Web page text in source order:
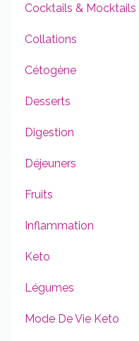
Cocktails & Mocktails
Collations
Cétogène
Desserts
Digestion
Déjeuners
Fruits
Inflammation
Keto
Légumes
Mode De Vie Keto